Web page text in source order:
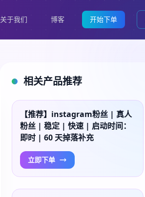
关于我们 博客 开始下单
相关产品推荐
【推荐】instagram粉丝 | 真人
粉丝 | 稳定 | 快速 | 启动时间：
即时 | 60 天掉落补充
立即下单